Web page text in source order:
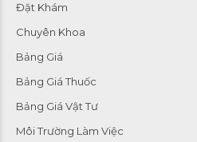
Đặt Khám
Chuyên Khoa
Bảng Giá
Bảng Giá Thuốc
Bảng Giá Vật Tư
Môi Trường Làm Việc